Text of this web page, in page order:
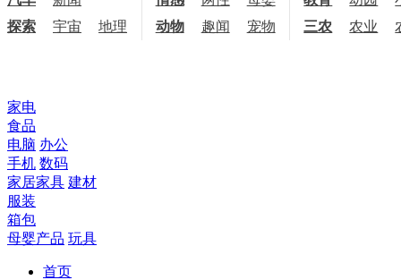
探索
宇宙 地理 天文
动物 趣闻 宠物 三农 农业
家电
食品
电脑 办公
手机 数码
家居家具 建材
服装
箱包
母婴产品 玩具
首页